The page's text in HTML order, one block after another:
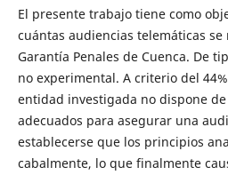
El presente trabajo tiene como
cuántas audiencias telemáticas
Garantía Penales de Cuenca. De
no experimental. A criterio del
entidad investigada no dispone
adecuados para asegurar una
establecerse que los principios
cabalmente, lo que finalmente